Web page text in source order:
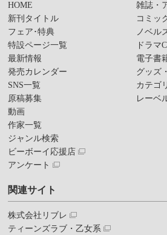
HOME
新刊タイトル
フェア･特典
特設ページ一覧
最新情報
発売カレンダー
SNS一覧
原稿募集
動画
作家一覧
ジャンル検索
ビーボーイ応援店
アンケート
雑誌・
コミッ
ノベル
ドラマ
電子書
グッズ
カテゴ
レーベ
関連サイト
株式会社リブレ
ティーンズラブ・乙女系